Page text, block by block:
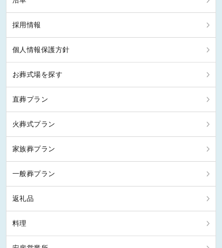
採用情報
個人情報保護方針
お葬式場を探す
直葬プラン
火葬式プラン
家族葬プラン
一般葬プラン
返礼品
料理